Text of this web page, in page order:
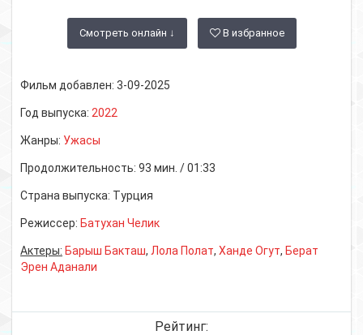
Смотреть онлайн ↓ В избранное
Фильм добавлен: 3-09-2025
Год выпуска: 2022
Жанры: Ужасы
Продолжительность: 93 мин. / 01:33
Страна выпуска: Турция
Режиссер: Батухан Челик
Актеры: Барыш Бакташ, Лола Полат, Ханде Огут, Берат
Эрен Аданали
Рейтинг: